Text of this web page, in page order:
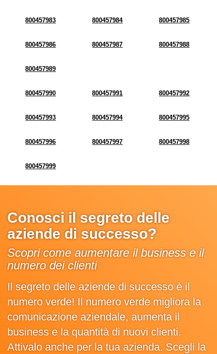
800457983 800457984 800457985
800457986 800457987 800457988
800457989
800457990 800457991 800457992
800457993 800457994 800457995
800457996 800457997 800457998
800457999
Conosci il segreto delle
aziende di successo?
Scopri come aumentare il business e il
numero dei clienti
Il segreto delle aziende di successo è il
numero verde! Il numero verde migliora la
comunicazione aziendale, aumenta il
business e la quantità di nuovi clienti.
Attivalo anche per la tua azienda. Scegli la